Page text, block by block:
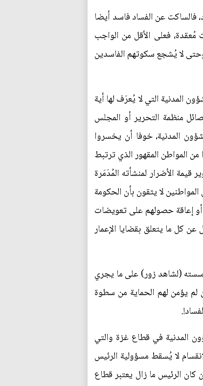
فالساكت عن الفساد فاسد أيضا
فعلى الأقل من الواجب
لا يُشجع سكوتهم الفاسدين
المدنية التي لا يُعرَف لها أية
منظمة التحرير أو المجلس
المدنية، خوفا أن يخسروا
المواطن المقهور الذي ترتبط
قيمة الأضرار لمنشأته المُدَمَرة
لا يثقون بأن الحكومة
أو إعاقة حصولهم على تعويضات
كل ما يتعلق بقضايا الإعمار
(لشاهد زور) على ما يجري
لم يؤمن لهم الحماية من سطوة
المدنية في قطاع غزة والتي
لا يُسقط مسؤولية الرئيس
الرئيس ما زال يعتبر قطاع